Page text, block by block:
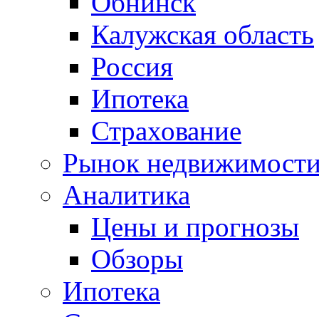
Калужская область
Россия
Ипотека
Страхование
Рынок
Аналитика
Цены и прогнозы
Обзоры
Ипотека